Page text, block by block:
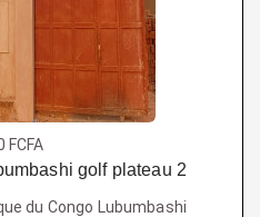
FCFA
golf plateau 2
du Congo Lubumbashi